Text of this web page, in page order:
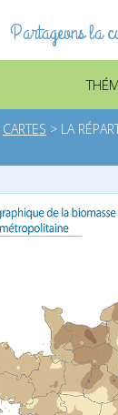
Partageons la
CARTES > LA